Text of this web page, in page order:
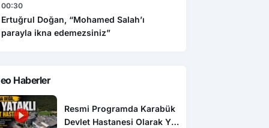
00:30
Ertuğrul Doğan, “Mohamed Salah’ı
parayla ikna edemezsiniz”
Haberler
Resmi Programda Karabük
Devlet Hastanesi Olarak Yer